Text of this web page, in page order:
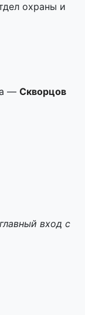
охраны и
— Скворцов
вход с